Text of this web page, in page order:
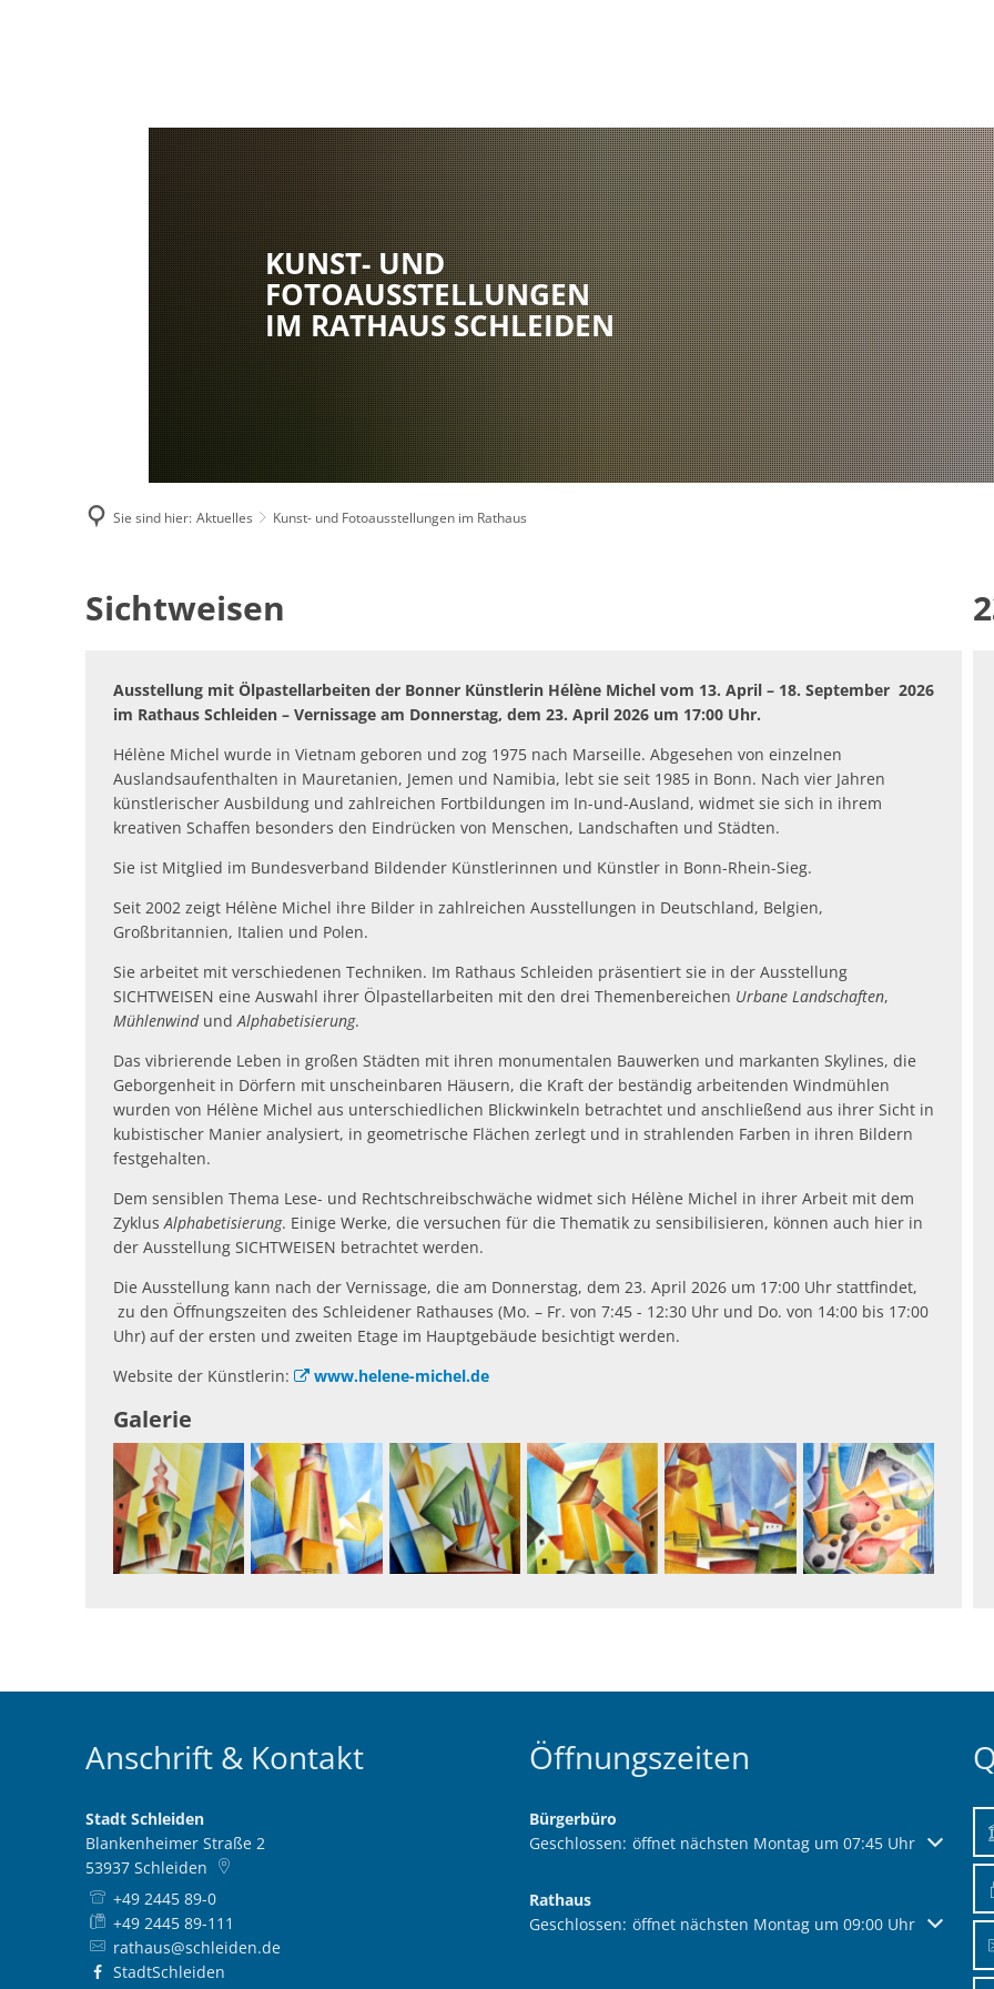
Aktuelle Themen
Presse
Kommunaler Wiederaufbau
Stellenangebote
Informationsmagazin "BürgerINFO aktuell"
Amtl. Bekanntmachungen
Bürgersprechstunden des Bürgermeisters
Kunst- und Fotoausstellungen im Rathaus
Öffnungszeiten & Kontakt
Verwaltungsorganisation
Finanzwirtschaft
Politik
Wahlen
Stadtwappen
Leitbild
Bürgerbüro
Abfallwirtschaft
Sicherheit und
Brand- und
Soziales
Standesamt
Steuern, Abgaben
KUNST- UND
FOTOAUSSTELLUNGEN
IM RATHAUS SCHLEIDEN
Sie sind hier: Aktuelles Kunst- und Fotoausstellungen im Rathaus
Kunst-
Fotoausstellungen
Rathaus
Sichtweisen
Ausstellung mit Ölpastellarbeiten der Bonner Künstlerin Hélène Michel vom 13. April – 18. September 2026
im Rathaus Schleiden – Vernissage am Donnerstag, dem 23. April 2026 um 17:00 Uhr.
Hélène Michel wurde in Vietnam geboren und zog 1975 nach Marseille. Abgesehen von einzelnen
Auslandsaufenthalten in Mauretanien, Jemen und Namibia, lebt sie seit 1985 in Bonn. Nach vier Jahren
künstlerischer Ausbildung und zahlreichen Fortbildungen im In-und-Ausland, widmet sie sich in ihrem
kreativen Schaffen besonders den Eindrücken von Menschen, Landschaften und Städten.
Sie ist Mitglied im Bundesverband Bildender Künstlerinnen und Künstler in Bonn-Rhein-Sieg.
Seit 2002 zeigt Hélène Michel ihre Bilder in zahlreichen Ausstellungen in Deutschland, Belgien,
Großbritannien, Italien und Polen.
Sie arbeitet mit verschiedenen Techniken. Im Rathaus Schleiden präsentiert sie in der Ausstellung
SICHTWEISEN eine Auswahl ihrer Ölpastellarbeiten mit den drei Themenbereichen Urbane Landschaften,
MühlenwindundAlphabetisierung.
Das vibrierende Leben in großen Städten mit ihren monumentalen Bauwerken und markanten Skylines, die
Geborgenheit in Dörfern mit unscheinbaren Häusern, die Kraft der beständig arbeitenden Windmühlen
wurden von Hélène Michel aus unterschiedlichen Blickwinkeln betrachtet und anschließend aus ihrer Sicht in
kubistischer Manier analysiert, in geometrische Flächen zerlegt und in strahlenden Farben in ihren Bildern
festgehalten.
Dem sensiblen Thema Lese- und Rechtschreibschwäche widmet sich Hélène Michel in ihrer Arbeit mit dem
ZyklusAlphabetisierung. Einige Werke, die versuchen für die Thematik zu sensibilisieren, können auch hier in
der Ausstellung SICHTWEISEN betrachtet werden.
Die Ausstellung kann nach der Vernissage, die am Donnerstag, dem 23. April 2026 um 17:00 Uhr stattfindet,
zu den Öffnungszeiten des Schleidener Rathauses (Mo. – Fr. von 7:45 - 12:30 Uhr und Do. von 14:00 bis 17:00
Uhr) auf der ersten und zweiten Etage im Hauptgebäude besichtigt werden.
Website der Künstlerin:
www.helene-michel.de
Galerie
Anschrift & Kontakt
Stadt Schleiden
Blankenheimer Straße 2
53937 Schleiden
+49 2445 89-0
+49 2445 89-111
rathaus@schleiden.de
StadtSchleiden
Öffnungszeiten
Bürgerbüro
Klicken, um weitere Öffnungs- oder Schließzeiten
Geschlossen: öffnet nächsten Montag um 07:45 Uhr
Rathaus
Klicken, um weitere Öffnungs- oder Schließzeiten
Geschlossen: öffnet nächsten Montag um 09:00 Uhr